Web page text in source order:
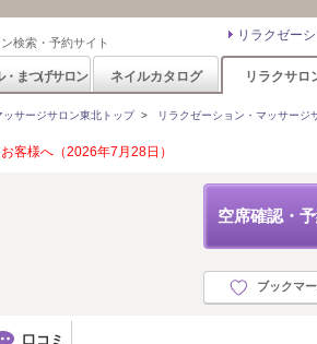
検索・予約サイト リラクゼー
・まつげサロン ネイルカタログ リラクサロ
ッサージサロン東北トップ> リラクゼーション・マッサージ
客様へ（2026年7月28日）
空席確認・
ブックマ
口コミ